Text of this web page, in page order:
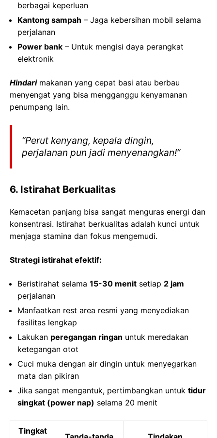
berbagai keperluan
Kantong sampah – Jaga kebersihan mobil selama
perjalanan
Power bank – Untuk mengisi daya perangkat
elektronik
Hindarimakanan yang cepat basi atau berbau
menyengat yang bisa mengganggu kenyamanan
penumpang lain.
“Perut kenyang, kepala dingin,
perjalanan pun jadi menyenangkan!”
6. Istirahat Berkualitas
Kemacetan panjang bisa sangat menguras energi dan
konsentrasi. Istirahat berkualitas adalah kunci untuk
menjaga stamina dan fokus mengemudi.
Strategi istirahat efektif:
Beristirahat selama 15-30 menit setiap 2 jam
perjalanan
Manfaatkan rest area resmi yang menyediakan
fasilitas lengkap
Lakukan peregangan ringan untuk meredakan
ketegangan otot
Cuci muka dengan air dingin untuk menyegarkan
mata dan pikiran
Jika sangat mengantuk, pertimbangkan untuk tidur
singkat (power nap) selama 20 menit
Tingkat